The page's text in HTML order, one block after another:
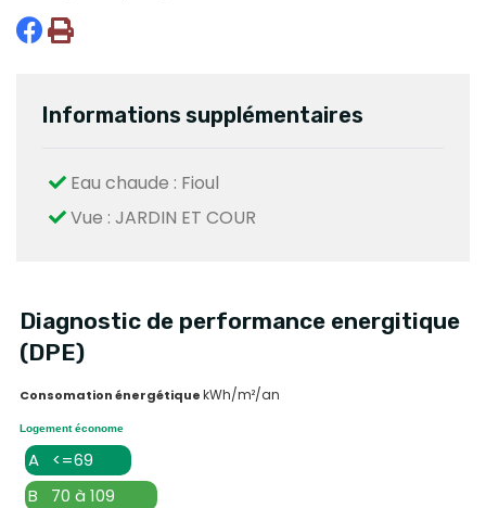
Informations supplémentaires
Eau chaude : Fioul
Vue : JARDIN ET COUR
Diagnostic de performance energitique
(DPE)
Consomation énergétiquekWh/m²/an
Logement économe
A <=69
B 70 à 109